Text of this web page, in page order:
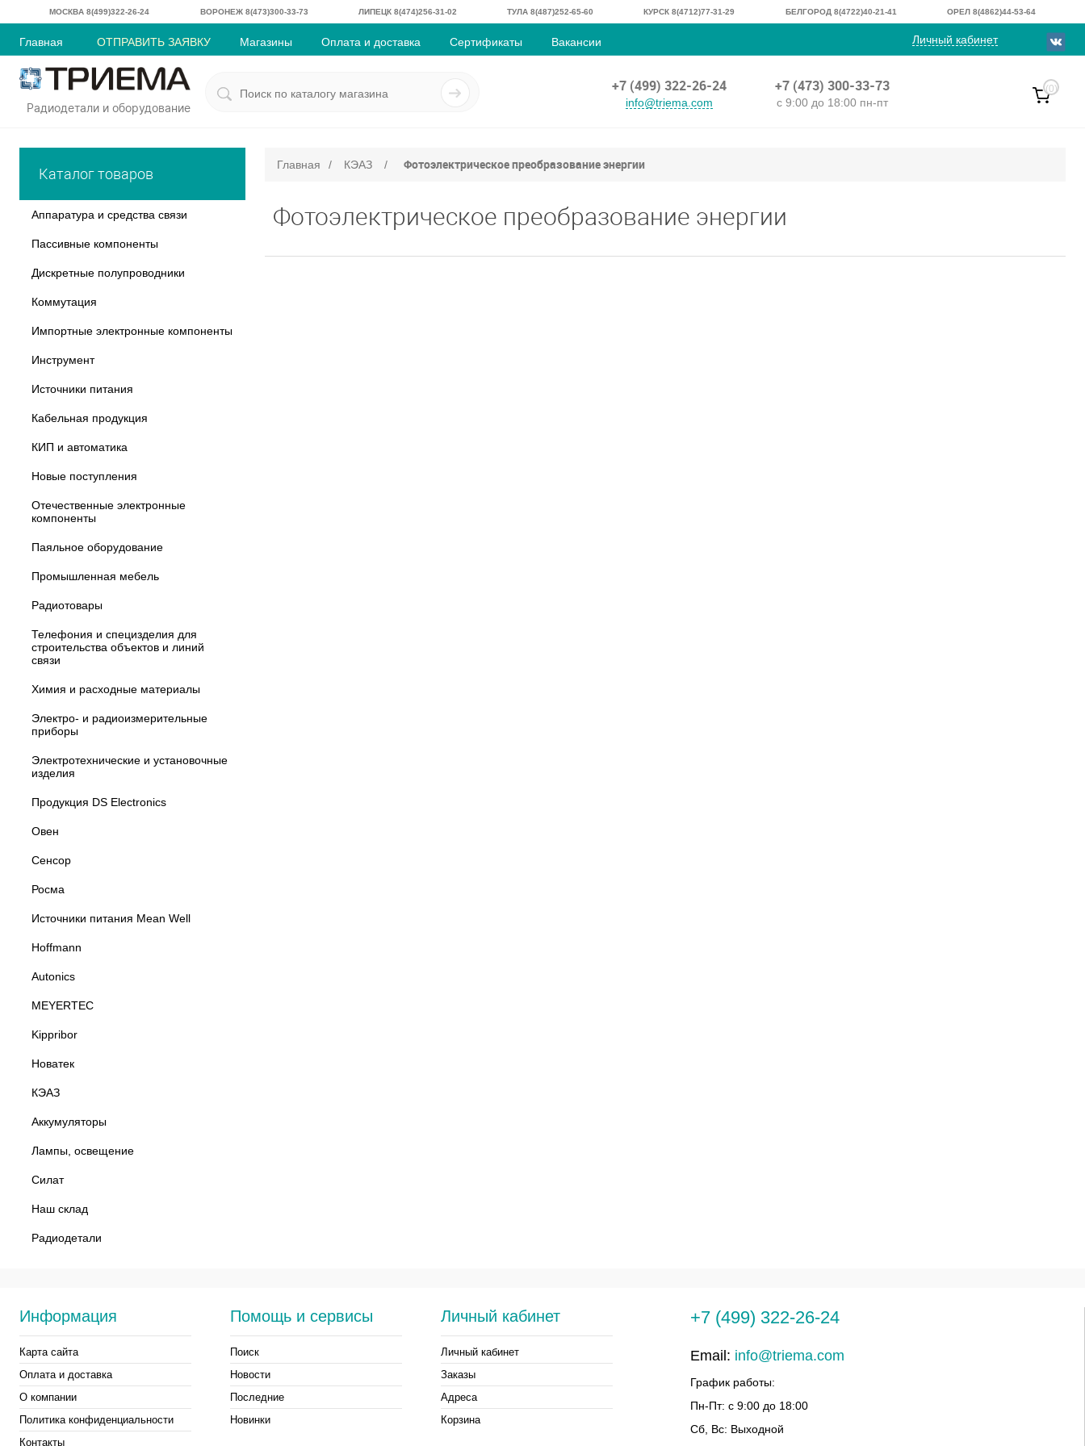
МОСКВА 8(499)322-26-24 ВОРОНЕЖ 8(473)300-33-73 ЛИПЕЦК 8(474)256-31-02 ТУЛА 8(487)252-65-60 КУРСК 8(4712)77-31-29 БЕЛГОРОД 8(4722)40-21-41 ОРЕЛ 8(4862)44-53-64
Главная ОТПРАВИТЬ ЗАЯВКУ Магазины Оплата и доставка Сертификаты Вакансии Личный кабинет
Радиодетали и оборудование
+7 (499) 322-26-24
info@triema.com
+7 (473) 300-33-73
с 9:00 до 18:00 пн-пт
(0)
Каталог товаров
Аппаратура и средства связи
Пассивные компоненты
Дискретные полупроводники
Коммутация
Импортные электронные компоненты
Инструмент
Источники питания
Кабельная продукция
КИП и автоматика
Новые поступления
Отечественные электронные
компоненты
Паяльное оборудование
Промышленная мебель
Радиотовары
Телефония и специзделия для
строительства объектов и линий
связи
Химия и расходные материалы
Электро- и радиоизмерительные
приборы
Электротехнические и установочные
изделия
Продукция DS Electronics
Овен
Сенсор
Росма
Источники питания Mean Well
Hoffmann
Autonics
MEYERTEC
Kippribor
Новатек
КЭАЗ
Аккумуляторы
Лампы, освещение
Силат
Наш склад
Радиодетали
Главная / КЭАЗ / Фотоэлектрическое преобразование энергии
Фотоэлектрическое преобразование энергии
Информация
Карта сайта
Оплата и доставка
О компании
Политика конфиденциальности
Контакты
Помощь и сервисы
Поиск
Новости
Последние
Новинки
Личный кабинет
Личный кабинет
Заказы
Адреса
Корзина
+7 (499) 322-26-24
Email: info@triema.com
График работы:
Пн-Пт: с 9:00 до 18:00
Сб, Вс: Выходной